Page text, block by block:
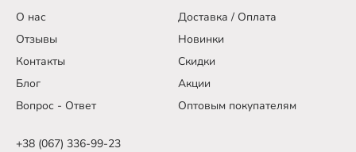
О нас
Доставка / Оплата
Отзывы
Новинки
Контакты
Скидки
Блог
Акции
Вопрос - Ответ
Оптовым покупателям
+38 (067) 336-99-23